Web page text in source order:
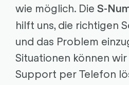
wie möglich. Die S-
hilft uns, die richtigen
und das Problem
Situationen können
Support per Telefon